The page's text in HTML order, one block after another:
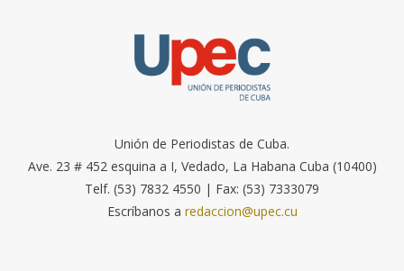
Unión de Periodistas de Cuba.
Ave. 23 # 452 esquina a I, Vedado, La Habana Cuba (10400)
Telf. (53) 7832 4550 | Fax: (53) 7333079
Escríbanos a redaccion@upec.cu